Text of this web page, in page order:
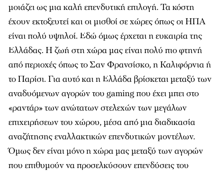
μοιάζει ως μια καλή επενδυτική επιλογή. Τα κόστη
έχουν εκτοξευτεί και οι μισθοί σε χώρες όπως οι ΗΠΑ
είναι πολύ υψηλοί. Εδώ όμως έρχεται η ευκαιρία της
Ελλάδας. Η ζωή στη χώρα μας είναι πολύ πιο φτηνή
από περιοχές όπως το Σαν Φρανσίσκο, η Καλιφόρνια ή
το Παρίσι. Για αυτό και η Ελλάδα βρίσκεται μεταξύ των
αναδυόμενων αγορών του gaming που έχει μπει στο
«ραντάρ» των ανώτατων στελεχών των μεγάλων
επιχειρήσεων του χώρου, μέσα από μια διαδικασία
αναζήτησης εναλλακτικών επενδυτικών μοντέλων.
Όμως δεν είναι μόνο η χώρα μας μεταξύ των αγορών
που επιθυμούν να προσελκύσουν επενδύσεις του